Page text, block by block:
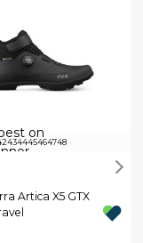
434445464748
Artica X5 GTX